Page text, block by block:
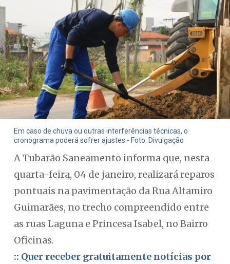
Em caso de chuva ou outras interferências técnicas, o
cronograma poderá sofrer ajustes - Foto: Divulgação
A Tubarão Saneamento informa que, nesta
quarta-feira, 04 de janeiro, realizará reparos
pontuais na pavimentação da Rua Altamiro
Guimarães, no trecho compreendido entre
as ruas Laguna e Princesa Isabel, no Bairro
Oficinas.
:: Quer receber gratuitamente notícias por